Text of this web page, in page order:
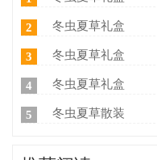
2 冬虫夏草礼盒
3 冬虫夏草礼盒
4 冬虫夏草礼盒
5 冬虫夏草散装